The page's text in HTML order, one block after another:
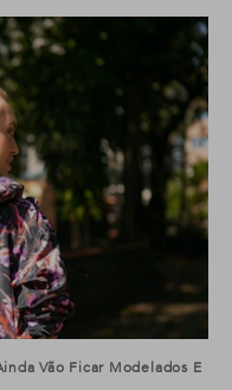
Vão Ficar Modelados E